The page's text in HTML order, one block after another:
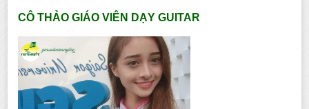
CÔ THẢO GIÁO VIÊN DẠY GUITAR